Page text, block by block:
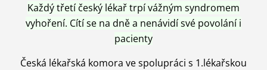
Každý třetí český lékař trpí vážným syndromem
vyhoření. Cítí se na dně a nenávidí své povolání i
pacienty
Česká lékařská komora ve spolupráci s 1.lékařskou